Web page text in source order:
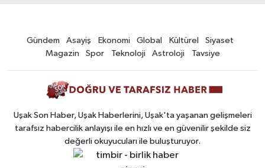
Gündem Asayiş Ekonomi Global Kültürel
Siyaset
Magazin
Spor Teknoloji Astroloji Tavsiye
Uşak Son Haber, Uşak Haberlerini, Uşak'ta yaşanan gelişmeleri
tarafsız habercilik anlayışı ile en hızlı ve en güvenilir şekilde siz
değerli okuyucuları ile buluşturuyor.